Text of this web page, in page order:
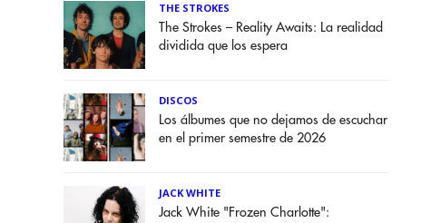
THE STROKES
The Strokes – Reality Awaits: La realidad
dividida que los espera
DISCOS
Los álbumes que no dejamos de escuchar
en el primer semestre de 2026
JACK WHITE
Jack White "Frozen Charlotte":